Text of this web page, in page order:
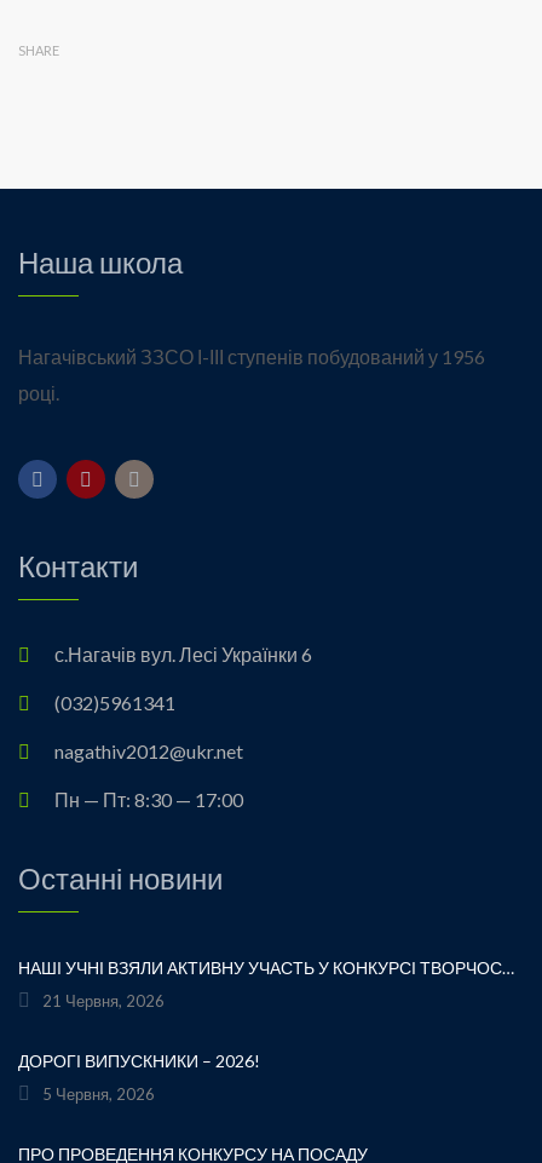
SHARE
Наша школа
Нагачівський ЗЗСО І-ІІІ ступенів побудований у 1956
році.
Контакти
с.Нагачів вул. Лесі Українки 6
(032)5961341
nagathiv2012@ukr.net
Пн — Пт: 8:30 — 17:00
Останні новини
НАШІ УЧНІ ВЗЯЛИ АКТИВНУ УЧАСТЬ У КОНКУРСІ ТВОРЧОСТІ ЛЕСІ УКРАЇНКИ «ХТО ЛЮБИТЬ УКРАЇНСЬКЕ СЛОВО» ТА БУЛИ ВІДЗНАЧЕНІ ПОДЯКАМИ ЗА СВОЮ СТАРАННІСТЬ, ТВОРЧІСТЬ І ЛЮБОВ ДО РІДНОГО СЛОВА.УРОЧИСТЕ ВРУЧЕННЯ НАГОРОД ВІДБУЛОСЯ ПІД ЧАС ФЕСТИВАЛЮ «УКРАЇНКА FEST» НА МАЛЬОВНИЧОМУ БЕРЕЗІ ЯВОРІВСЬКОГО МОРЯ. ЦЕ БУЛА ЧУДОВА НАГОДА ЩЕ РАЗ ДОТОРКНУТИСЯ ДО ТВОРЧОЇ СПАДЩИНИ ВЕЛИКОЇ УКРАЇНСЬКОЇ ПОЕТЕСИ, ВІДЧУТИ СИЛУ УКРАЇНСЬКОГО СЛОВА ТА ГОРДІСТЬ ЗА НАШИХ ТАЛАНОВИТИХ ДІТЕЙ.ВІТАЄМО УЧАСНИКІВ І БАЖАЄМО ЇМ НОВИХ ТВОРЧИХ ЗВЕРШЕНЬ!«НІ! Я ЖИВА! Я БУДУ ВІЧНО ЖИТИ! Я В СЕРЦІ МАЮ ТЕ, ЩО НЕ ВМИРАЄ». — ЛЕСЯ УКРАЇНКА
21 Червня, 2026
ДОРОГІ ВИПУСКНИКИ – 2026!
5 Червня, 2026
ПРО ПРОВЕДЕННЯ КОНКУРСУ НА ПОСАДУ